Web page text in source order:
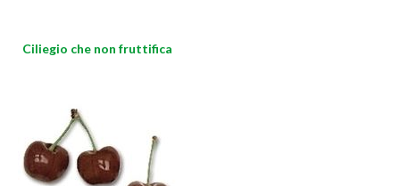
Ciliegio che non fruttifica